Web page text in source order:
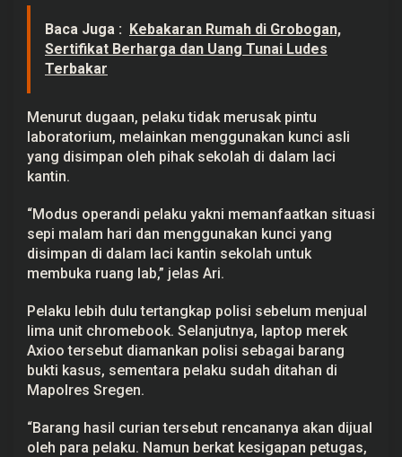
Baca Juga : Kebakaran Rumah di Grobogan,
Sertifikat Berharga dan Uang Tunai Ludes
Terbakar
Menurut dugaan, pelaku tidak merusak pintu
laboratorium, melainkan menggunakan kunci asli
yang disimpan oleh pihak sekolah di dalam laci
kantin.
“Modus operandi pelaku yakni memanfaatkan situasi
sepi malam hari dan menggunakan kunci yang
disimpan di dalam laci kantin sekolah untuk
membuka ruang lab,” jelas Ari.
Pelaku lebih dulu tertangkap polisi sebelum menjual
lima unit chromebook. Selanjutnya, laptop merek
Axioo tersebut diamankan polisi sebagai barang
bukti kasus, sementara pelaku sudah ditahan di
Mapolres Sregen.
“Barang hasil curian tersebut rencananya akan dijual
oleh para pelaku. Namun berkat kesigapan petugas,